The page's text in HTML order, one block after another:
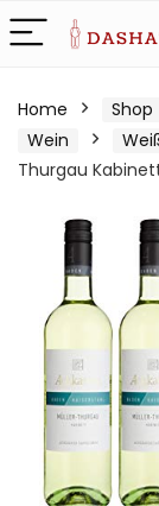
Home Shop
Wein
Thurgau